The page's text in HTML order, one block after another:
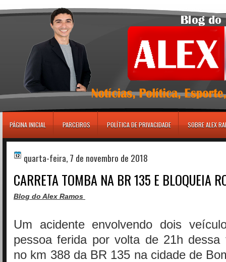
PÁGINA INICIAL PARCEIROS POLÍTICA DE PRIVACIDADE SOBRE ALEX
quarta-feira, 7 de novembro de 2018
CARRETA TOMBA NA BR 135 E BLOQUEIA
Blog do Alex Ramos
Um acidente envolvendo dois
pessoa ferida por volta de 21h dessa
no km 388 da BR 135 na cidade de